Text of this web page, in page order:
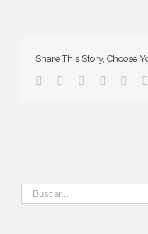
Share This Story, Choose